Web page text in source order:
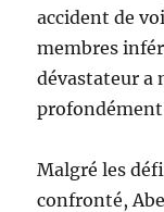
accident de
membres
dévastateur a
Malgré les
confronté,